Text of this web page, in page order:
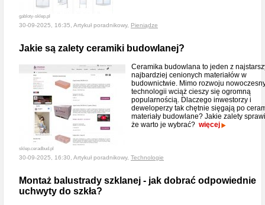
gabloty-sklep.pl
30-09-2025, 16:35, Artykuł poradnikowy, Pieniądze
Jakie są zalety ceramiki budowlanej?
sklep.ceradbud.pl
Ceramika budowlana to jeden z
najbardziej cenionych materiałów w
budownictwie. Mimo rozwoju
technologii wciąż cieszy się ogromną
popularnością. Dlaczego inwestorzy i
deweloperzy tak chętnie sięgają po
materiały budowlane? Jakie zalety
że warto je wybrać? więcej
30-09-2025, 16:30, Artykuł poradnikowy, Technologie
Montaż balustrady szklanej - jak dobrać odpowiednie
uchwyty do szkła?